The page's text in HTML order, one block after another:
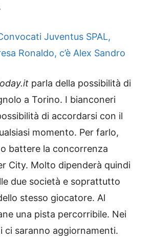
Juventus SPAL,
Ronaldo, c’è Alex Sandro
parla della possibilità di
a Torino. I bianconeri
di accordarsi con il
momento. Per farlo,
battere la concorrenza
City. Molto dipenderà quindi
due società e soprattutto
stesso giocatore. Al
una pista percorribile. Nei
ci saranno aggiornamenti.